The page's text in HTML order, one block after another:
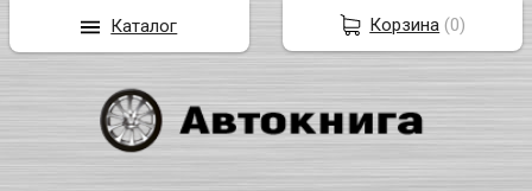
Корзина (0)
Каталог